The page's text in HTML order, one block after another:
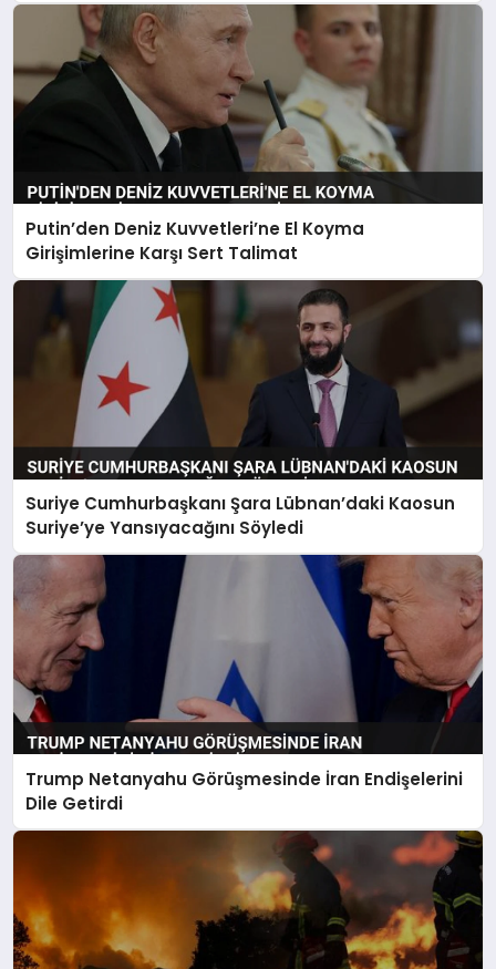
Putin’den Deniz Kuvvetleri’ne El Koyma
Girişimlerine Karşı Sert Talimat
Suriye Cumhurbaşkanı Şara Lübnan’daki Kaosun
Suriye’ye Yansıyacağını Söyledi
Trump Netanyahu Görüşmesinde İran Endişelerini
Dile Getirdi